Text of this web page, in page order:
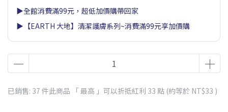
▶全館消費滿99元，超低加價購帶回家
▶【EARTH 大地】清潔護膚系列~消費滿99元享加價購
已銷售: 37 件此商品 「 最高 」可以折抵紅利 33 點 (約等於 NT$33 )